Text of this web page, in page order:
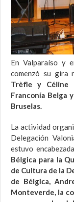
En Valparaíso y
comenzó su gira
Trèfle y Céline
Franconía Belga
Bruselas.
La actividad
Delegación
estuvo
Bélgica para la
de Cultura de la
de Bélgica,
Monteverde, la